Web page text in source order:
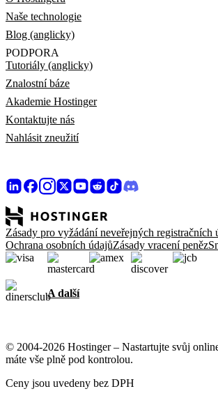
Naše technologie
Blog (anglicky)
PODPORA
Tutoriály (anglicky)
Znalostní báze
Akademie Hostinger
Kontaktujte nás
Nahlásit zneužití
Zásady pro vyžádání neveřejných registračních
Ochrana osobních údajůZásady vracení peněz
A další
© 2004-2026 Hostinger – Nastartujte svůj
máte vše plně pod kontrolou.
Ceny jsou uvedeny bez DPH